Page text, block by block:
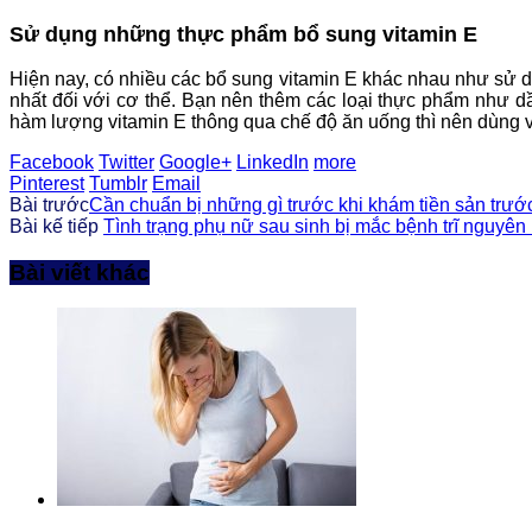
Sử dụng những thực phẩm bổ sung vitamin E
Hiện nay, có nhiều các bổ sung vitamin E khác nhau như sử
nhất đối với cơ thể. Bạn nên thêm các loại thực phẩm như
hàm lượng vitamin E thông qua chế độ ăn uống thì nên dùng
Facebook Twitter Google+ LinkedIn more
Pinterest Tumblr Email
Bài trướcCần chuẩn bị những gì trước khi khám tiền sản
Bài kế tiếp Tình trạng phụ nữ sau sinh bị mắc bệnh trĩ nguyên
Bài viết khác